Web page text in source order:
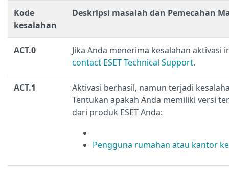
Kode
kesalahan
Deskripsi masalah dan Pemecahan
ACT.0
Jika Anda menerima kesalahan aktivasi
contact ESET Technical Support.
ACT.1
Aktivasi berhasil, namun terjadi
Tentukan apakah Anda memiliki versi
dari produk ESET Anda:
Pengguna rumahan atau kantor